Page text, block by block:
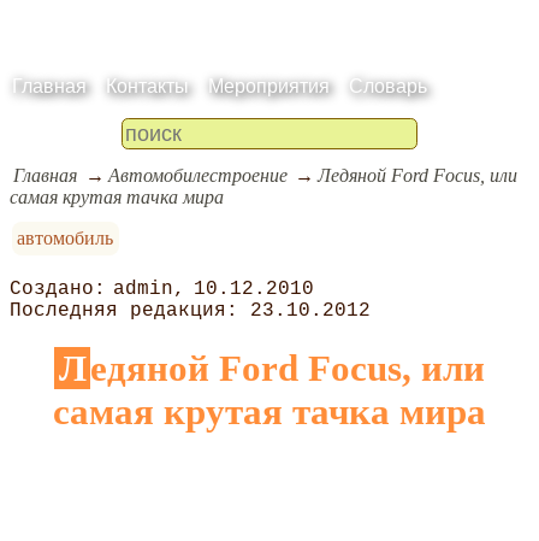
Главная Контакты Мероприятия Словарь
Главная Автомобилестроение
Ледяной Ford Focus, или
самая крутая тачка мира
автомобиль
admin
10.12.2010
23.10.2012
Ледяной Ford Focus, или
самая крутая тачка мира